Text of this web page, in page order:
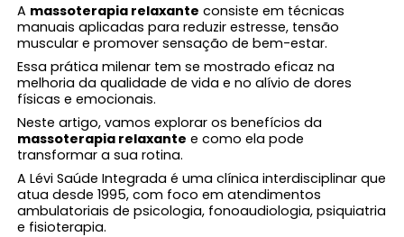
A massoterapia relaxante consiste em técnicas
manuais aplicadas para reduzir estresse, tensão
muscular e promover sensação de bem-estar.
Essa prática milenar tem se mostrado eficaz na
melhoria da qualidade de vida e no alívio de dores
físicas e emocionais.
Neste artigo, vamos explorar os benefícios da
massoterapia relaxante e como ela pode
transformar a sua rotina.
A Lévi Saúde Integrada é uma clínica interdisciplinar que
atua desde 1995, com foco em atendimentos
ambulatoriais de psicologia, fonoaudiologia, psiquiatria
e fisioterapia.